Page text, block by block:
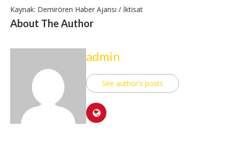
Kaynak: Demirören Haber Ajansı / İktisat
About The Author
admin
See author's posts